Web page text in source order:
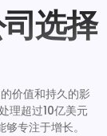
选择
价值和持久的影
理超过10亿美元
专注于增长。